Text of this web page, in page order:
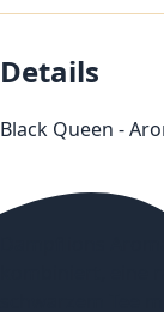
Details
Black Queen -
Dampflions
kombiniert, eine
schwarzem Tee